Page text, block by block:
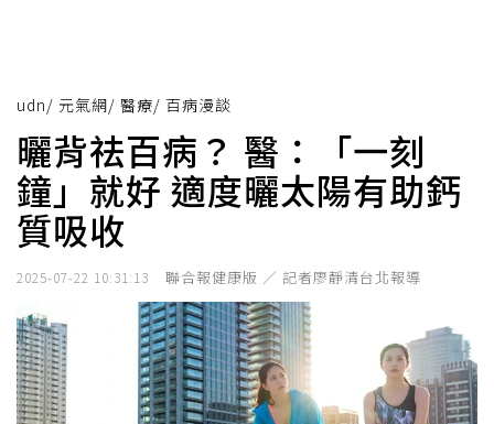
udn/ 元氣網/ 醫療/ 百病漫談
曬背祛百病？ 醫：「一刻
鐘」就好 適度曬太陽有助鈣
質吸收
2025-07-22 10:31:13 聯合報健康版 ／ 記者廖靜清台北報導